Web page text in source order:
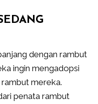
dengan rambut
ingin mengadopsi
mereka.
penata rambut